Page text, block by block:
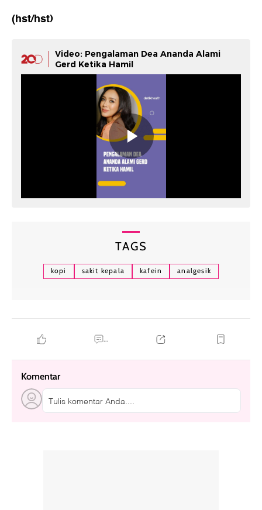
(hst/hst)
Video: Pengalaman Dea Ananda Alami
Gerd Ketika Hamil
TAGS
kopi sakit kepala kafein analgesik
...
Komentar
Tulis komentar Anda....